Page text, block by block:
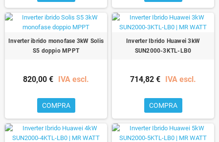
Inverter ibrido monofase 3kW Solis
S5 doppio MPPT
820,00 € IVA escl.
COMPRA
Inverter Ibrido Huawei 3kW
SUN2000-3KTL-LB0
714,82 € IVA escl.
COMPRA